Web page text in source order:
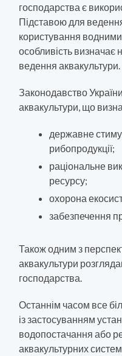
господарства є
Підставою для
користування
особливість визначає
ведення аквакультури.
Законодавство
аквакультури, що
державне
рибопродукції;
раціональне
ресурсу;
охорона
забезпечення
Також одним з
аквакультури
господарства.
Останнім часом все
із застосуванням
водопостачання або
аквакультурних